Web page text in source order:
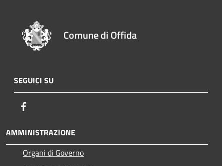
Comune di Offida
SEGUICI SU
AMMINISTRAZIONE
Organi di Governo